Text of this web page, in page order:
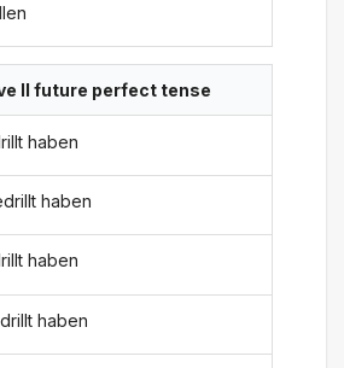
II future perfect tense
haben
haben
haben
haben